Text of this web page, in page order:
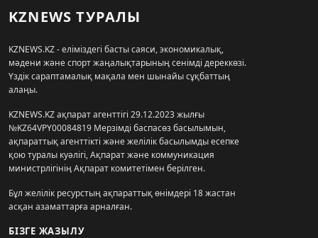
KZNEWS ТУРАЛЫ
KZNEWS.KZ - еліміздегі басты саяси, экономикалық,
мәдени және спорт жаңалықтарының сенімді дереккөзі.
Үздік сараптамалық мақала мен шынайы сұқбаттың
алаңы.
KZNEWS.KZ ақпарат агенттігі 29.12.2023 жылғы
№KZ64VPY00084819 Мерзімді баспасөз басылымын,
ақпараттық агенттікті және желілік басылымды есепке
қою туралы куәлігі, Ақпарат және коммуникация
министрлігінің Ақпарат комитетімен берілген.
Бұл желілік ресурстың ақпараттық өнімдері 18 жастан
асқан азаматтарға арналған.
БІЗГЕ ЖАЗЫЛУ